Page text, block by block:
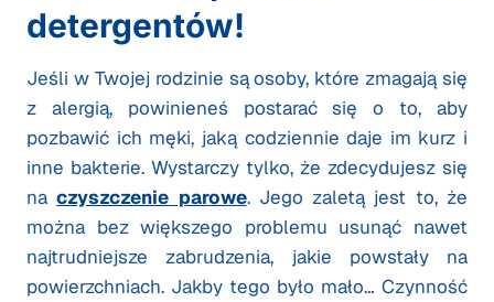
detergentów!
Jeśli w Twojej rodzinie są osoby, które zmagają się
z alergią, powinieneś postarać się o to, aby
pozbawić ich męki, jaką codziennie daje im kurz i
inne bakterie. Wystarczy tylko, że zdecydujesz się
naczyszczenie parowe. Jego zaletą jest to, że
można bez większego problemu usunąć nawet
najtrudniejsze zabrudzenia, jakie powstały na
powierzchniach. Jakby tego było mało… Czynność